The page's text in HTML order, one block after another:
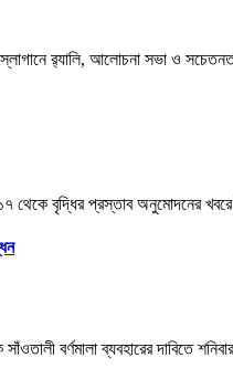
র‌্যালি, আলোচনা সভা ও
২০১৭ থেকে বৃদ্ধির প্রস্তাব
বর্ণমালা ব্যবহারের দাবিতে